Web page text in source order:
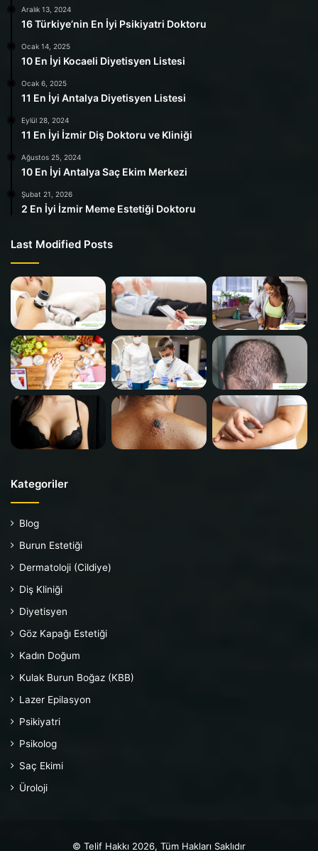
Aralık 13, 2024
16 Türkiye’nin En İyi Psikiyatri Doktoru
Ocak 14, 2025
10 En İyi Kocaeli Diyetisyen Listesi
Ocak 6, 2025
11 En İyi Antalya Diyetisyen Listesi
Eylül 28, 2024
11 En İyi İzmir Diş Doktoru ve Kliniği
Ağustos 25, 2024
10 En İyi Antalya Saç Ekim Merkezi
Şubat 21, 2026
2 En İyi İzmir Meme Estetiği Doktoru
Last Modified Posts
Kategoriler
Blog
Burun Estetiği
Dermatoloji (Cildiye)
Diş Kliniği
Diyetisyen
Göz Kapağı Estetiği
Kadın Doğum
Kulak Burun Boğaz (KBB)
Lazer Epilasyon
Psikiyatri
Psikolog
Saç Ekimi
Üroloji
© Telif Hakkı 2026, Tüm Hakları Saklıdır